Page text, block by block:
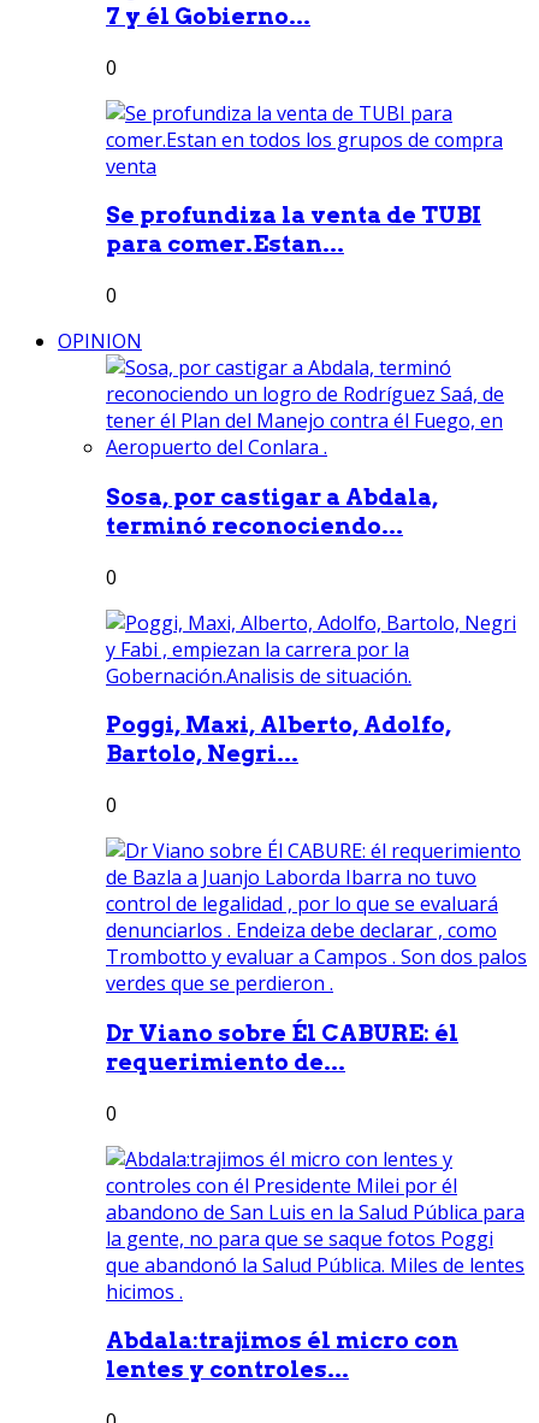
7 y él Gobierno...
0
Se profundiza la venta de TUBI
para comer.Estan...
0
OPINION
Sosa, por castigar a Abdala,
terminó reconociendo...
0
Poggi, Maxi, Alberto, Adolfo,
Bartolo, Negri...
0
Dr Viano sobre Él CABURE: él
requerimiento de...
0
Abdala:trajimos él micro con
lentes y controles...